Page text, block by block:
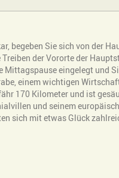
begeben Sie sich von der
der Vororte der
eingelegt und
einem wichtigen
170 Kilometer und ist
und seinem
sich mit etwas Glück